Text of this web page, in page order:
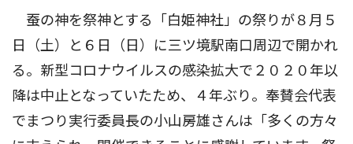
蚕の神を祭神とする「白姫神社」の祭りが８月５
日（土）と６日（日）に三ツ境駅南口周辺で開かれ
る。新型コロナウイルスの感染拡大で２０２０年以
降は中止となっていたため、４年ぶり。奉賛会代表
でまつり実行委員長の小山房雄さんは「多くの方々